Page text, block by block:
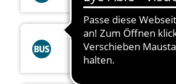
400
Coswig Bahnhof